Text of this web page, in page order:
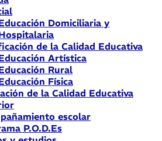
Domiciliaria y
de la Calidad Educativa
Artística
Rural
Física
de la Calidad Educativa
escolar
P.O.D.Es